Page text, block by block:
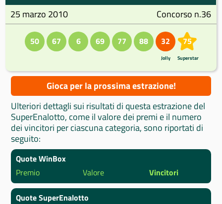
25 marzo 2010
Concorso n.36
50 67 6 69 77 88 32
Jolly
75
Superstar
Gioca per la prossima estrazione!
Ulteriori dettagli sui risultati di questa estrazione del
SuperEnalotto, come il valore dei premi e il numero
dei vincitori per ciascuna categoria, sono riportati di
seguito:
Quote WinBox
Premio
Valore Vincitori
Quote SuperEnalotto